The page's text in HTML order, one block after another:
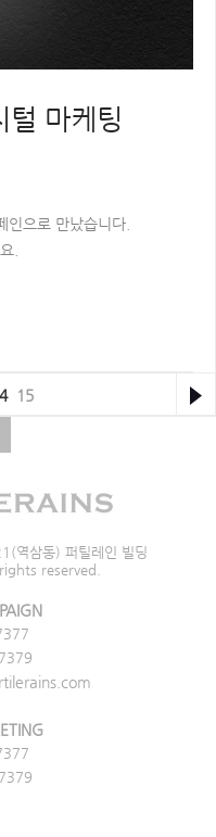
털 마케팅
인으로 만났습니다
15
역삼동) 퍼틸레인 빌딩
reserved.